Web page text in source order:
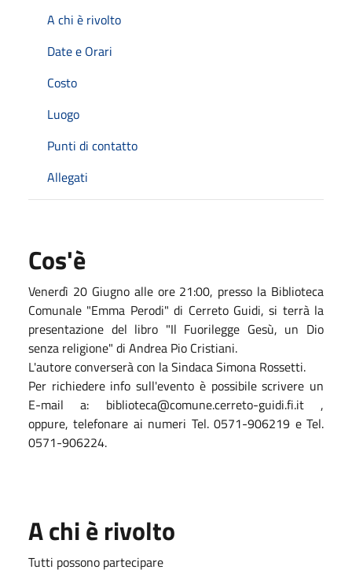
A chi è rivolto
Date e Orari
Costo
Luogo
Punti di contatto
Allegati
Cos'è
Venerdì 20 Giugno alle ore 21:00, presso la Biblioteca
Comunale "Emma Perodi" di Cerreto Guidi, si terrà la
presentazione del libro "Il Fuorilegge Gesù, un Dio
senza religione" di Andrea Pio Cristiani.
L'autore converserà con la Sindaca Simona Rossetti.
Per richiedere info sull'evento è possibile scrivere un
E-mail a: biblioteca@comune.cerreto-guidi.fi.it ,
oppure, telefonare ai numeri Tel. 0571-906219 e Tel.
0571-906224.
A chi è rivolto
Tutti possono partecipare